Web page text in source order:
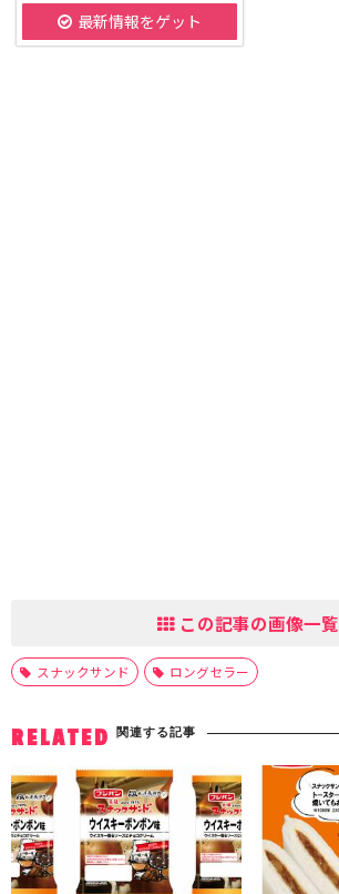
最新情報をゲット
この記事の画像一覧
スナックサンド ロングセラー
RELATED 関連する記事